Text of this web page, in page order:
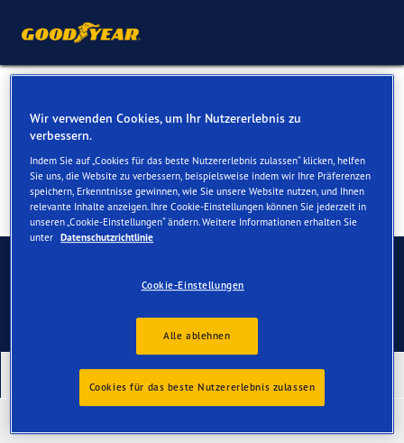
Unsere neuesten Produkte
Wir verwenden Cookies, um Ihr Nutzererlebnis zu
verbessern.
Indem Sie auf „Cookies für das beste Nutzererlebnis zulassen“ klicken, helfen
Sie uns, die Website zu verbessern, beispielsweise indem wir Ihre Präferenzen
speichern, Erkenntnisse gewinnen, wie Sie unsere Website nutzen, und Ihnen
relevante Inhalte anzeigen. Ihre Cookie-Einstellungen können Sie jederzeit in
unseren „Cookie-Einstellungen“ ändern. Weitere Informationen erhalten Sie
unter Datenschutzrichtlinie
Cookie-Einstellungen
Alle ablehnen
Cookies für das beste Nutzererlebnis zulassen